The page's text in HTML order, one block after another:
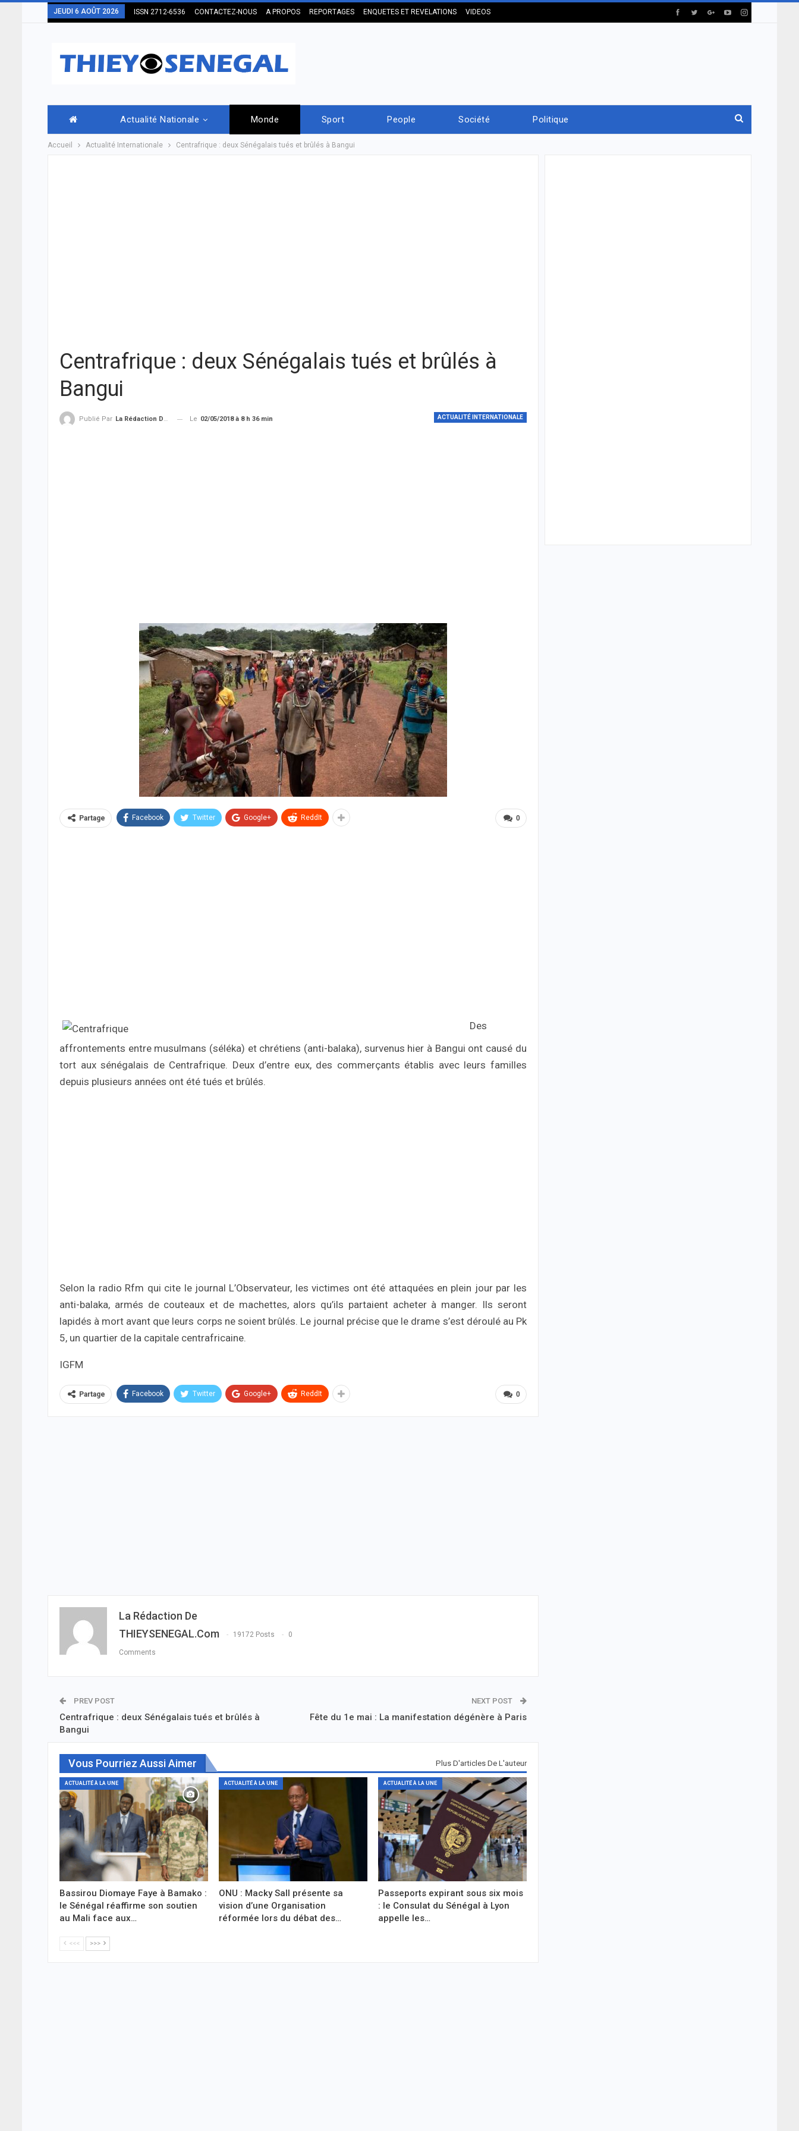
JEUDI 6 AOÛT 2026 ISSN 2712-6536 CONTACTEZ-NOUS A PROPOS REPORTAGES ENQUETES ET REVELATIONS VIDEOS
Actualité Nationale Monde Sport People Société Politique
Accueil Actualité Internationale Centrafrique : deux Sénégalais tués et brûlés à Bangui
Centrafrique : deux Sénégalais tués et brûlés à
Bangui
ACTUALITÉ INTERNATIONALE
Publié Par La Rédaction De THIEYSENEGAL.com Le 02/05/2018 à 8 h 36 min
0
Partage Facebook Twitter Google+ ReddIt
Des
affrontements entre musulmans (séléka) et chrétiens (anti-balaka), survenus hier à Bangui ont causé du
tort aux sénégalais de Centrafrique. Deux d’entre eux, des commerçants établis avec leurs familles
depuis plusieurs années ont été tués et brûlés.
Selon la radio Rfm qui cite le journal L’Observateur, les victimes ont été attaquées en plein jour par les
anti-balaka, armés de couteaux et de machettes, alors qu’ils partaient acheter à manger. Ils seront
lapidés à mort avant que leurs corps ne soient brûlés. Le journal précise que le drame s’est déroulé au Pk
5, un quartier de la capitale centrafricaine.
IGFM
0
Partage Facebook Twitter Google+ ReddIt
La Rédaction De
THIEYSENEGAL.com
19172 Posts 0
Comments
PREV POST
Centrafrique : deux Sénégalais tués et brûlés à
Bangui
NEXT POST
Fête du 1e mai : La manifestation dégénère à Paris
Vous Pourriez Aussi Aimer Plus D'articles De L'auteur
ACTUALITÉ À LA UNE
Bassirou Diomaye Faye à Bamako :
le Sénégal réaffirme son soutien
au Mali face aux…
ACTUALITÉ À LA UNE
ONU : Macky Sall présente sa
vision d’une Organisation
réformée lors du débat des…
ACTUALITÉ À LA UNE
Passeports expirant sous six mois
: le Consulat du Sénégal à Lyon
appelle les…
<<< >>>